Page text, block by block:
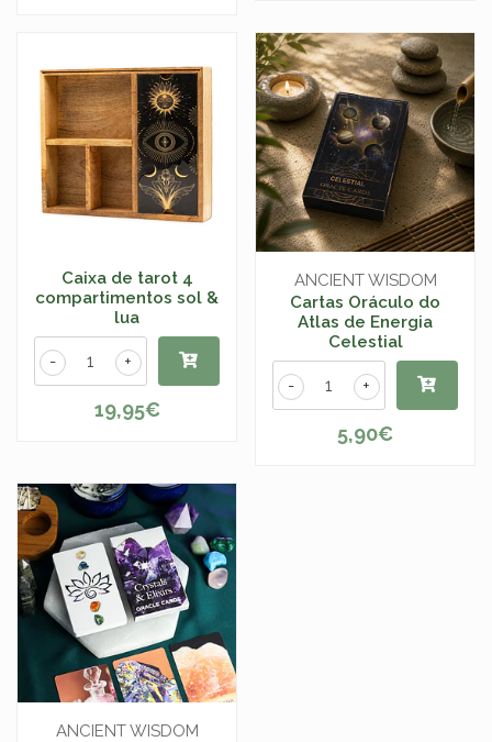
Caixa de tarot 4
compartimentos sol &
lua
+
-
19,95€
ANCIENT WISDOM
Cartas Oráculo do
Atlas de Energia
Celestial
+
-
5,90€
ANCIENT WISDOM